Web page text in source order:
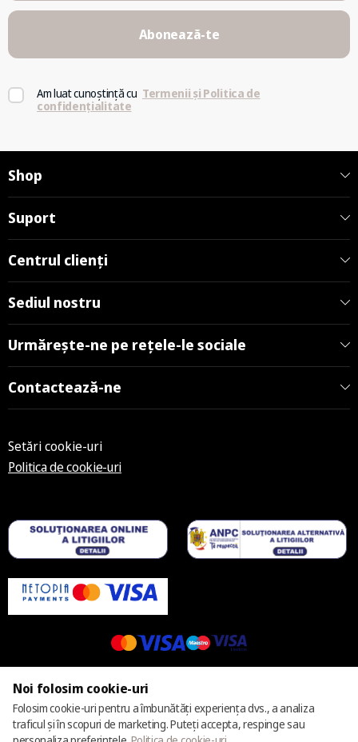
Abonează-te
Am luat cunoștință cu Termenii și Politica de
confidențialitate
Shop
Suport
Centrul clienți
Sediul nostru
Urmărește-ne pe rețele-le sociale
Contactează-ne
Setări cookie-uri
Politica de cookie-uri
© 2025 – 2026 Casmara România
Noi folosim cookie-uri
Folosim cookie-uri pentru a îmbunătăți experiența dvs., a analiza
traficul și în scopuri de marketing. Puteți accepta, respinge sau